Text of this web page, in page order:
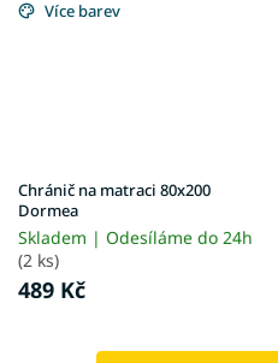
Více barev
Chránič na matraci 80x200
Dormea
Skladem | Odesíláme do 24h
(2 ks)
489 Kč